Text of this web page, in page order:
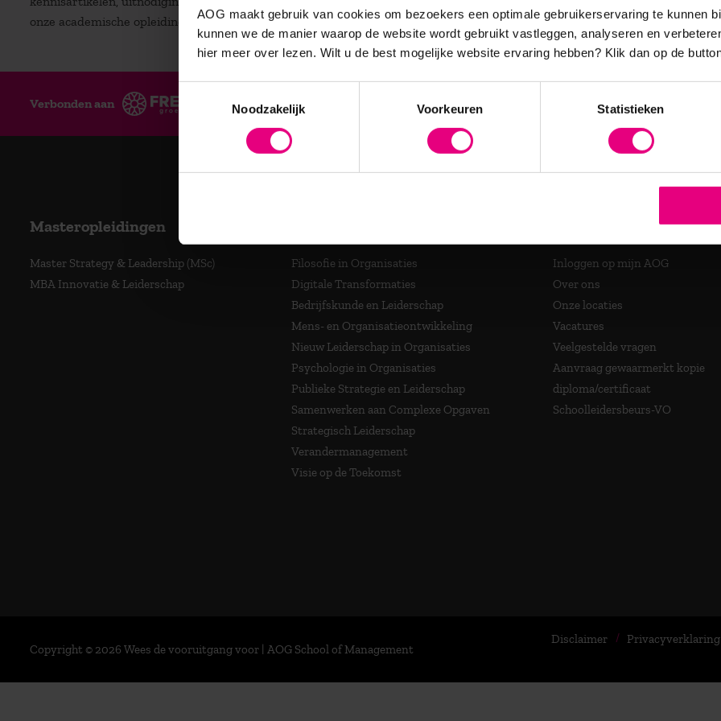
AOG maakt gebruik van cookies om bezoekers een optimale gebruikerservaring te kunnen
kunnen we de manier waarop de website wordt gebruikt vastleggen, analyseren en
hier meer over lezen. Wilt u de best mogelijke website ervaring hebben? Klik dan op de
Noodzakelijk
Voorkeuren Statistieken
onze academische opleidingen.
Verbonden aan Geaccrediteerde opleidingen
Masteropleidingen
Master Strategy & Leadership (MSc)
MBA Innovatie & Leiderschap
Filosofie in Organisaties
Digitale Transformaties
Bedrijfskunde en Leiderschap
Mens- en Organisatieontwikkeling
Nieuw Leiderschap in Organisaties
Psychologie in Organisaties
Publieke Strategie en Leiderschap
Samenwerken aan Complexe Opgaven
Strategisch Leiderschap
Verandermanagement
Visie op de Toekomst
Inloggen op mijn AOG
Over ons
Onze locaties
Vacatures
Veelgestelde vragen
Aanvraag gewaarmerkt kopie
diploma/certificaat
Schoolleidersbeurs-VO
Copyright © 2026 Wees de vooruitgang voor | AOG School of Management
Disclaimer Privacyverklaring